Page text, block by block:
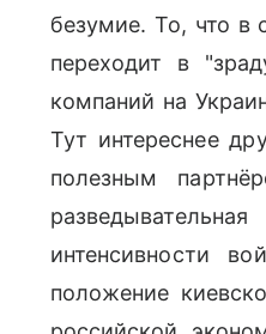
безумие. То, что в
переходит в
компаний на
Тут интереснее
полезным
интенсивности
положение